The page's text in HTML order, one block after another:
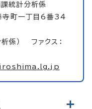
統計分析係
町一丁目6番34
係） ファクス：